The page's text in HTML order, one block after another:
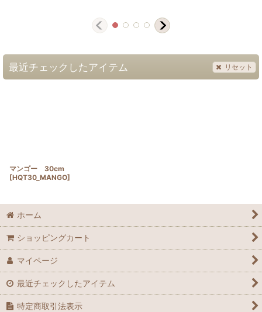
最近チェックしたアイテム リセット
マンゴー 30cm
[HQT30_MANGO]
ホーム
ショッピングカート
マイページ
最近チェックしたアイテム
特定商取引法表示